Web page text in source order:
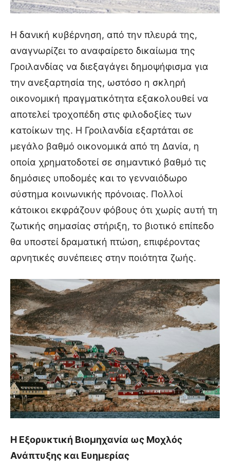
Η δανική κυβέρνηση, από την πλευρά της,
αναγνωρίζει το αναφαίρετο δικαίωμα της
Γροιλανδίας να διεξαγάγει δημοψήφισμα για
την ανεξαρτησία της, ωστόσο η σκληρή
οικονομική πραγματικότητα εξακολουθεί να
αποτελεί τροχοπέδη στις φιλοδοξίες των
κατοίκων της. Η Γροιλανδία εξαρτάται σε
μεγάλο βαθμό οικονομικά από τη Δανία, η
οποία χρηματοδοτεί σε σημαντικό βαθμό τις
δημόσιες υποδομές και το γενναιόδωρο
σύστημα κοινωνικής πρόνοιας. Πολλοί
κάτοικοι εκφράζουν φόβους ότι χωρίς αυτή τη
ζωτικής σημασίας στήριξη, το βιοτικό επίπεδο
θα υποστεί δραματική πτώση, επιφέροντας
αρνητικές συνέπειες στην ποιότητα ζωής.
Η Εξορυκτική Βιομηχανία ως Μοχλός
Ανάπτυξης και Ευημερίας